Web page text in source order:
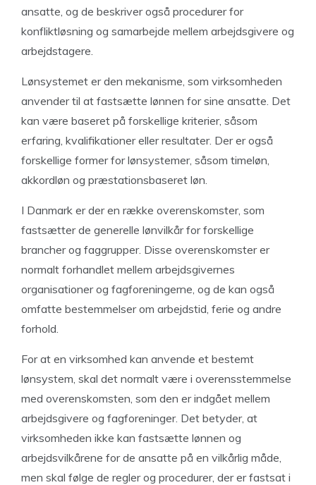
ansatte, og de beskriver også procedurer for
konfliktløsning og samarbejde mellem arbejdsgivere og
arbejdstagere.
Lønsystemet er den mekanisme, som virksomheden
anvender til at fastsætte lønnen for sine ansatte. Det
kan være baseret på forskellige kriterier, såsom
erfaring, kvalifikationer eller resultater. Der er også
forskellige former for lønsystemer, såsom timeløn,
akkordløn og præstationsbaseret løn.
I Danmark er der en række overenskomster, som
fastsætter de generelle lønvilkår for forskellige
brancher og faggrupper. Disse overenskomster er
normalt forhandlet mellem arbejdsgivernes
organisationer og fagforeningerne, og de kan også
omfatte bestemmelser om arbejdstid, ferie og andre
forhold.
For at en virksomhed kan anvende et bestemt
lønsystem, skal det normalt være i overensstemmelse
med overenskomsten, som den er indgået mellem
arbejdsgivere og fagforeninger. Det betyder, at
virksomheden ikke kan fastsætte lønnen og
arbejdsvilkårene for de ansatte på en vilkårlig måde,
men skal følge de regler og procedurer, der er fastsat i